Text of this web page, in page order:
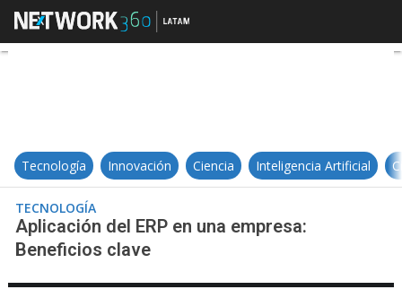
Aplicación del ERP en una
Tecnología Innovación Ciencia Inteligencia Artificial
TECNOLOGÍA
Aplicación del ERP en una empresa:
Beneficios clave